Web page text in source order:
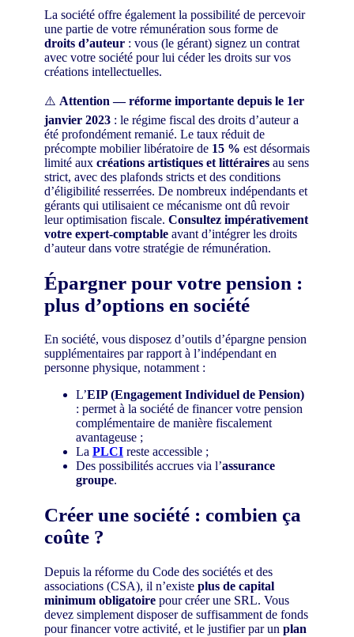
La société offre également la possibilité de percevoir
une partie de votre rémunération sous forme de
droits d’auteur : vous (le gérant) signez un contrat
avec votre société pour lui céder les droits sur vos
créations intellectuelles.
⚠️ Attention — réforme importante depuis le 1er
janvier 2023 : le régime fiscal des droits d’auteur a
été profondément remanié. Le taux réduit de
précompte mobilier libératoire de 15 % est désormais
limité aux créations artistiques et littéraires au sens
strict, avec des plafonds stricts et des conditions
d’éligibilité resserrées. De nombreux indépendants et
gérants qui utilisaient ce mécanisme ont dû revoir
leur optimisation fiscale. Consultez impérativement
votre expert-comptable avant d’intégrer les droits
d’auteur dans votre stratégie de rémunération.
Épargner pour votre pension :
plus d’options en société
En société, vous disposez d’outils d’épargne pension
supplémentaires par rapport à l’indépendant en
personne physique, notamment :
L’EIP (Engagement Individuel de Pension)
: permet à la société de financer votre pension
complémentaire de manière fiscalement
avantageuse ;
La PLCI reste accessible ;
Des possibilités accrues via l’assurance
groupe.
Créer une société : combien ça
coûte ?
Depuis la réforme du Code des sociétés et des
associations (CSA), il n’existe plus de capital
minimum obligatoire pour créer une SRL. Vous
devez simplement disposer de suffisamment de fonds
pour financer votre activité, et le justifier par un plan